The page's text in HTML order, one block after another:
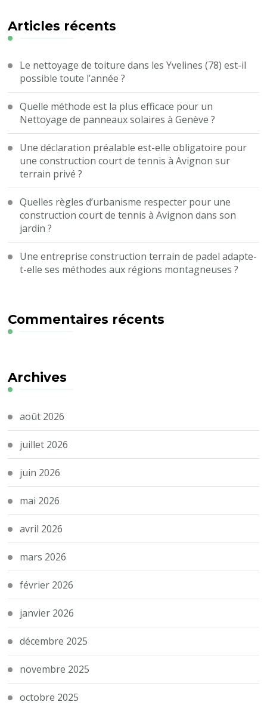
?
Articles récents
Le nettoyage de toiture dans les Yvelines (78) est-il
possible toute l’année ?
Quelle méthode est la plus efficace pour un
Nettoyage de panneaux solaires à Genève ?
Une déclaration préalable est-elle obligatoire pour
une construction court de tennis à Avignon sur
terrain privé ?
Quelles règles d’urbanisme respecter pour une
construction court de tennis à Avignon dans son
jardin ?
Une entreprise construction terrain de padel adapte-
t-elle ses méthodes aux régions montagneuses ?
Commentaires récents
Archives
août 2026
juillet 2026
juin 2026
mai 2026
avril 2026
mars 2026
février 2026
janvier 2026
décembre 2025
novembre 2025
octobre 2025